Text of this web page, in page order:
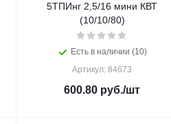
5ТПИнг 2,5/16 мини КВТ
(10/10/80)
Есть в наличии (10)
Артикул: 84673
600.80 руб./шт